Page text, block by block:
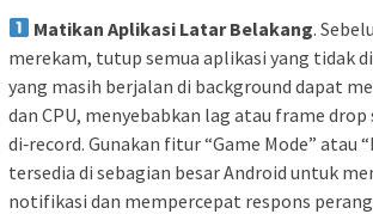
Matikan Aplikasi Latar Belakang.
merekam, tutup semua aplikasi yang tidak
yang masih berjalan di background dapat
dan CPU, menyebabkan lag atau frame drop
di‑record. Gunakan fitur “Game Mode” atau
tersedia di sebagian besar Android untuk
notifikasi dan mempercepat respons